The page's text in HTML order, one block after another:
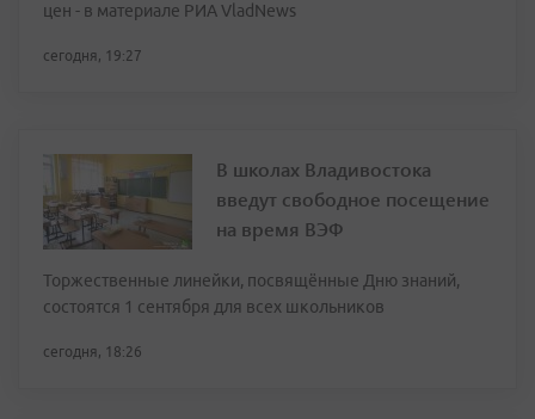
цен - в материале РИА VladNews
сегодня, 19:27
В школах Владивостока
введут свободное посещение
на время ВЭФ
Торжественные линейки, посвящённые Дню знаний,
состоятся 1 сентября для всех школьников
сегодня, 18:26